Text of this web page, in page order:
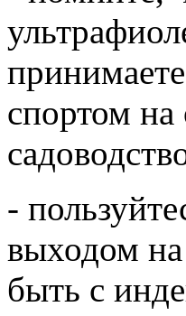
спортом на
-
выходом
быть с